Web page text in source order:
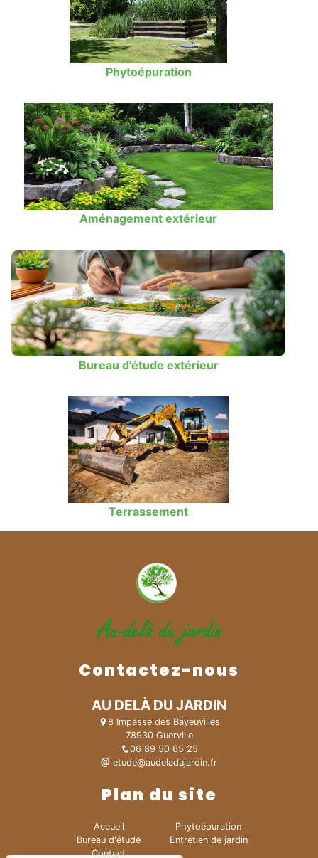
Phytoépuration
Aménagement extérieur
Bureau d'étude extérieur
Terrassement
Contactez-nous
AU DELÀ DU JARDIN
8 Impasse des Bayeuvilles
78930 Guerville
06 89 50 65 25
etude@audeladujardin.fr
Plan du site
Accueil
Bureau d'étude
Contact
Phytoépuration
Entretien de jardin